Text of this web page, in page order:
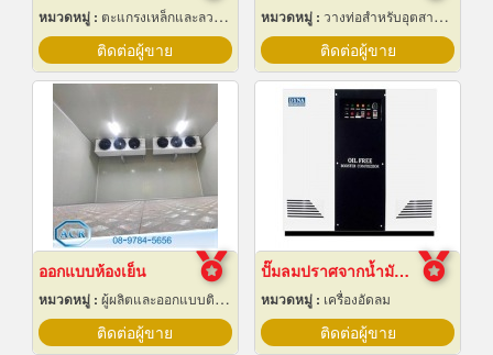
หมวดหมู่ : ตะแกรงเหล็กและลวดตาข่าย
ติดต่อผู้ขาย
หมวดหมู่ : วางท่อสำหรับอุตสาหกรรมท่อ
ติดต่อผู้ขาย
ออกแบบห้องเย็น
หมวดหมู่ : ผู้ผลิตและออกแบบติดตั้งห้องเย็น
ติดต่อผู้ขาย
ปั๊มลมปราศจากน้ำมันแบบบูสเตอร์
หมวดหมู่ : เครื่องอัดลม
ติดต่อผู้ขาย